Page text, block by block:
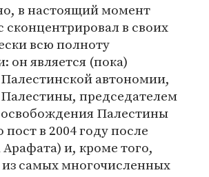
в настоящий момент
в своих
всю полноту
он является (пока)
автономии,
председателем
Палестины
пост в 2004 году после
и, кроме того,
самых многочисленных